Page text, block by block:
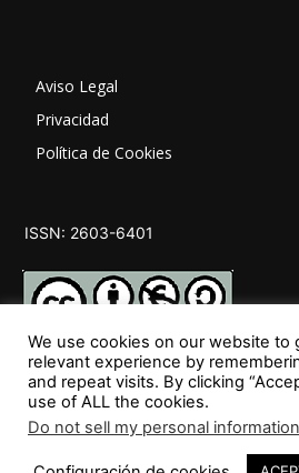
Aviso Legal
Privacidad
Política de Cookies
ISSN: 2603-6401
SÍGUENOS
We use cookies on our website to
relevant experience by
and repeat visits. By clicking
use of ALL the cookies.
Do not sell my personal information